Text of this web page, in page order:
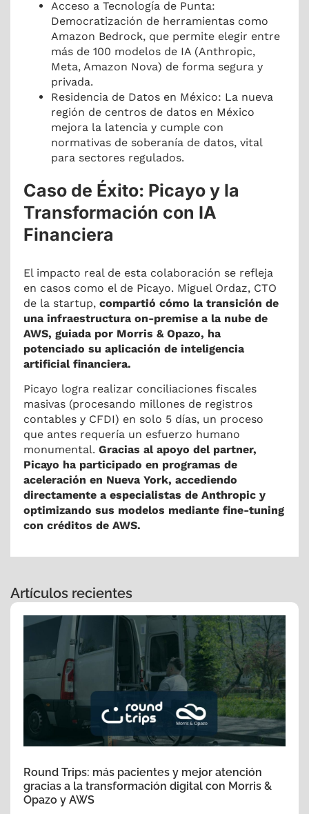
Acceso a Tecnología de Punta:
Democratización de herramientas como
Amazon Bedrock, que permite elegir entre
más de 100 modelos de IA (Anthropic,
Meta, Amazon Nova) de forma segura y
privada.
Residencia de Datos en México: La nueva
región de centros de datos en México
mejora la latencia y cumple con
normativas de soberanía de datos, vital
para sectores regulados.
Caso de Éxito: Picayo y la
Transformación con IA
Financiera
El impacto real de esta colaboración se refleja
en casos como el de Picayo. Miguel Ordaz, CTO
de la startup,compartió cómo la transición de
una infraestructura on-premise a la nube de
AWS, guiada por Morris & Opazo, ha
potenciado su aplicación de inteligencia
artificial financiera.
Picayo logra realizar conciliaciones fiscales
masivas (procesando millones de registros
contables y CFDI) en solo 5 días, un proceso
que antes requería un esfuerzo humano
monumental.Gracias al apoyo del partner,
Picayo ha participado en programas de
aceleración en Nueva York, accediendo
directamente a especialistas de Anthropic y
optimizando sus modelos mediante fine-tuning
con créditos de AWS.
Artículos recientes
Round Trips: más pacientes y mejor atención
gracias a la transformación digital con Morris &
Opazo y AWS